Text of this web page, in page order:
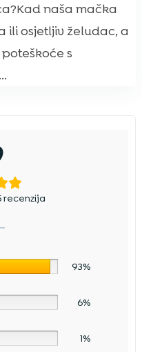
naša mačka
ili osjetljiv želudac, a
s
recenzija
93%
6%
1%